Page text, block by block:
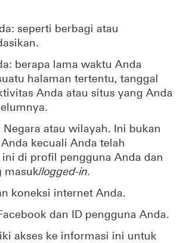
seperti berbagi atau
berapa lama waktu Anda
halaman tertentu, tanggal
Anda atau situs yang Anda
Negara atau wilayah. Ini bukan
kecuali Anda telah
di profil pengguna Anda dan
masuk/logged-in.
koneksi internet Anda.
dan ID pengguna Anda.
akses ke informasi ini untuk